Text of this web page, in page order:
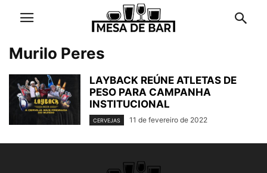
Murilo Peres
LAYBACK REÚNE ATLETAS DE
PESO PARA CAMPANHA
INSTITUCIONAL
CERVEJAS 11 de fevereiro de 2022